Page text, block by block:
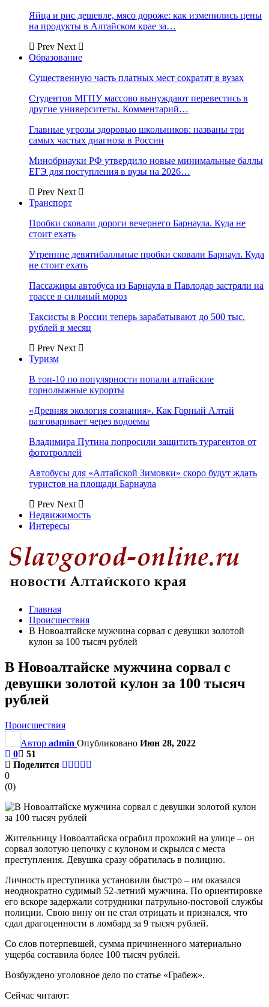
Яйца и рис дешевле, мясо дороже: как изменились цены
на продукты в Алтайском крае за…
Prev Next
Образование
Существенную часть платных мест сократят в вузах
Студентов МГПУ массово вынуждают перевестись в
другие университеты. Комментарий…
Главные угрозы здоровью школьников: названы три
самых частых диагноза в России
Минобрнауки РФ утвердило новые минимальные баллы
ЕГЭ для поступления в вузы на 2026…
Prev Next
Транспорт
Пробки сковали дороги вечернего Барнаула. Куда не
стоит ехать
Утренние девятибалльные пробки сковали Барнаул. Куда
не стоит ехать
Пассажиры автобуса из Барнаула в Павлодар застряли на
трассе в сильный мороз
Таксисты в России теперь зарабатывают до 500 тыс.
рублей в месяц
Prev Next
Туризм
В топ-10 по популярности попали алтайские
горнолыжные курорты
«Древняя экология сознания». Как Горный Алтай
разговаривает через водоемы
Владимира Путина попросили защитить турагентов от
фототроллей
Автобусы для «Алтайской Зимовки» скоро будут ждать
туристов на площади Барнаула
Prev Next
Недвижимость
Интересы
Главная
Происшествия
В Новоалтайске мужчина сорвал с девушки золотой
кулон за 100 тысяч рублей
В Новоалтайске мужчина сорвал с
девушки золотой кулон за 100 тысяч
рублей
Происшествия
Автор admin Опубликовано Июн 28, 2022
0
51
Поделится
0
(0)
Жительницу Новоалтайска ограбил прохожий на улице – он
сорвал золотую цепочку с кулоном и скрылся с места
преступления. Девушка сразу обратилась в полицию.
Личность преступника установили быстро – им оказался
неоднократно судимый 52-летний мужчина. По ориентировке
его вскоре задержали сотрудники патрульно-постовой службы
полиции. Свою вину он не стал отрицать и признался, что
сдал драгоценности в ломбард за 9 тысяч рублей.
Со слов потерпевшей, сумма причиненного материально
ущерба составила более 100 тысяч рублей.
Возбуждено уголовное дело по статье «Грабеж».
Сейчас читают: